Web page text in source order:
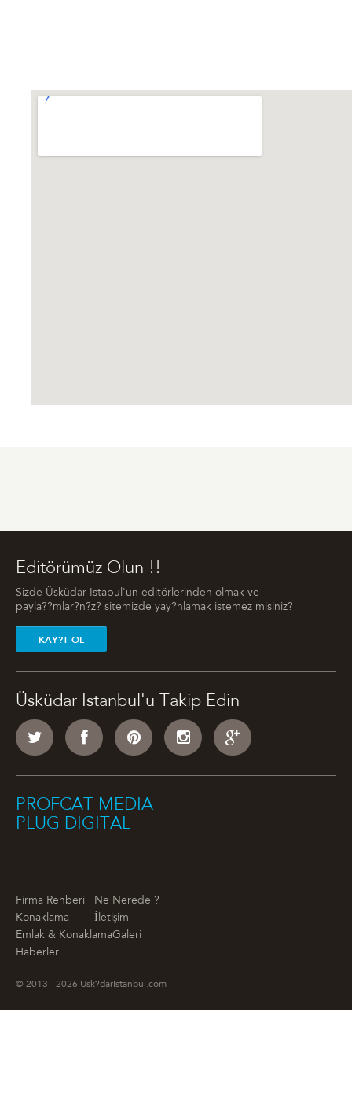
Editörümüz Olun !!
Sizde Üsküdar Istabul'un editörlerinden olmak ve
payla??mlar?n?z? sitemizde yay?nlamak istemez misiniz?
KAY?T OL
Üsküdar Istanbul'u Takip Edin
PROFCAT MEDIA
PLUG DIGITAL
Firma Rehberi
Ne Nerede ?
Konaklama
İletişim
Emlak & KonaklamaGaleri
Haberler
© 2013 - 2026 Usk?darIstanbul.com